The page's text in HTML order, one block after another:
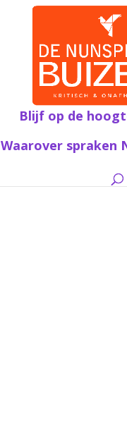
Blijf op de
Waarover spraken